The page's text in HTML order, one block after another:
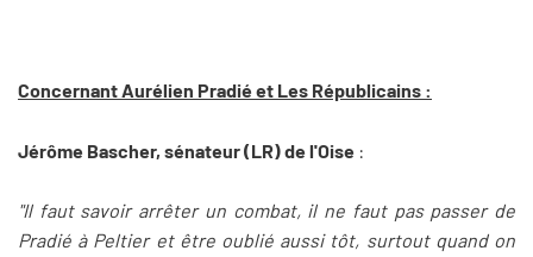
Concernant Aurélien Pradié et Les Républicains :
Jérôme Bascher, sénateur (LR) de l'Oise :
"Il faut savoir arrêter un combat, il ne faut pas passer de
Pradié à Peltier et être oublié aussi tôt, surtout quand on